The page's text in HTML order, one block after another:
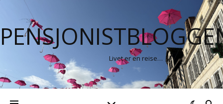
Livet er en reise…